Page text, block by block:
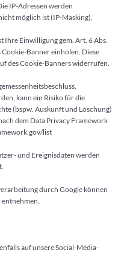
IP-Adressen werden
möglich ist (IP-Masking).
Ihre Einwilligung gem. Art. 6 Abs.
Cookie-Banner einholen. Diese
des Cookie-Banners widerrufen.
kann ein Risiko für die
(bspw. Auskunft und Löschung)
dem Data Privacy Framework
list
und Ereignisdaten werden
durch Google können
entnehmen.
auf unsere Social-Media-